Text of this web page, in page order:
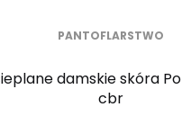
PANTOFLARSTWO
damskie skóra
cbr